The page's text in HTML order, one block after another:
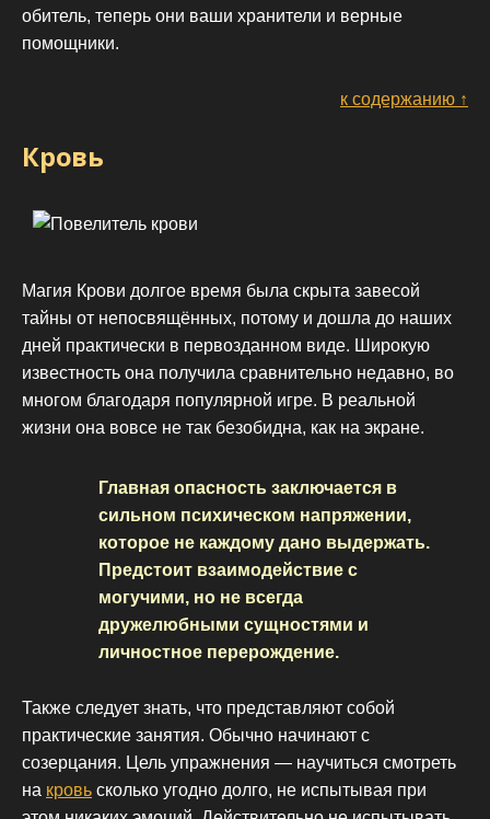
обитель, теперь они ваши хранители и верные
помощники.
к содержанию ↑
Кровь
Магия Крови долгое время была скрыта завесой
тайны от непосвящённых, потому и дошла до наших
дней практически в первозданном виде. Широкую
известность она получила сравнительно недавно, во
многом благодаря популярной игре. В реальной
жизни она вовсе не так безобидна, как на экране.
Главная опасность заключается в
сильном психическом напряжении,
которое не каждому дано выдержать.
Предстоит взаимодействие с
могучими, но не всегда
дружелюбными сущностями и
личностное перерождение.
Также следует знать, что представляют собой
практические занятия. Обычно начинают с
созерцания. Цель упражнения — научиться смотреть
на кровь сколько угодно долго, не испытывая при